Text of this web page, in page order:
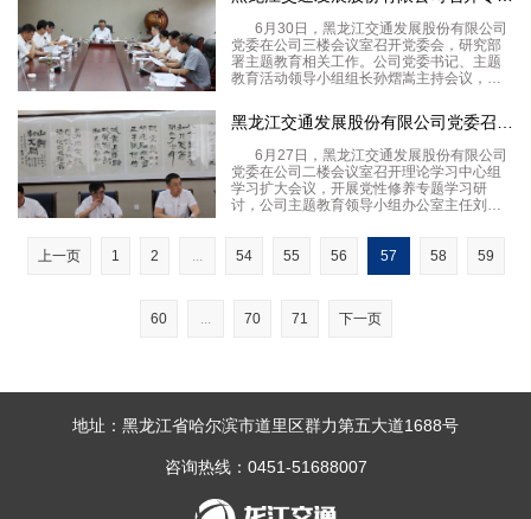
《习近平新
6月30日，黑龙江交通发展股份有限公司
党委在公司三楼会议室召开党委会，研究部
署主题教育相关工作。公司党委书记、主题
教育活动领导小组组长孙熠嵩主持会议，其
逐一汇报了个人在主题教育学习方面的学习
情况，对负责的工作进行了总结，梳理出存
在的不足。孙
6月27日，黑龙江交通发展股份有限公司
党委在公司二楼会议室召开理论学习中心组
学习扩大会议，开展党性修养专题学习研
讨，公司主题教育领导小组办公室主任刘玉
部门负责人参加会议。 会上，党员干部集中
学习了《东北抗联精神、北大荒精神、大庆
上一页 1 2 ... 54 55 56 57 58 59
60 ... 70 71 下一页
地址：黑龙江省哈尔滨市道里区群力第五大道1688号
咨询热线：0451-51688007